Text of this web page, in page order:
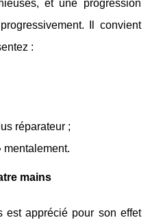
et une progression
Il convient
:
réparateur ;
mentalement.
mains
est apprécié pour son effet